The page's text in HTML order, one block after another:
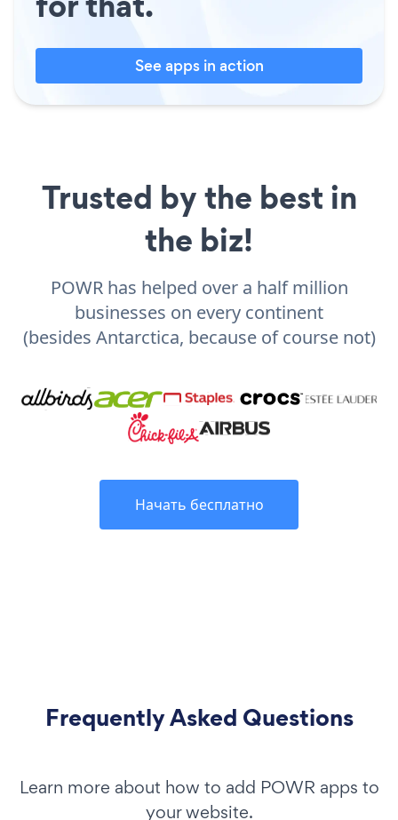
See apps in action
Trusted by the best in
the biz!
POWR has helped over a half million
businesses on every continent
(besides Antarctica, because of course not)
Начать бесплатно
Frequently Asked Questions
Learn more about how to add POWR apps to
your website.